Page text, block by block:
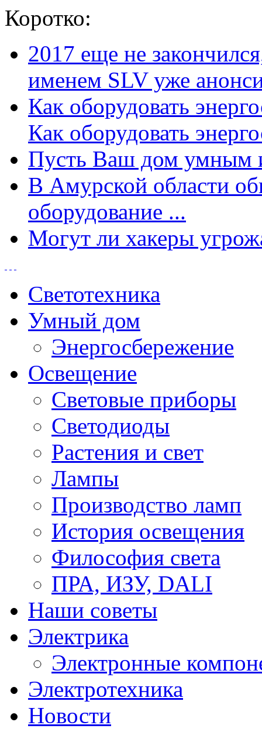
Коротко:
2017 еще не
именем SLV уже
Как оборудовать
Как оборудовать
Пусть Ваш дом умным
В Амурской области
оборудование ...
Могут ли хакеры
Светотехника
Умный дом
Энергосбережение
Освещение
Световые приборы
Светодиоды
Растения и свет
Лампы
Производство ламп
История освещения
Философия света
ПРА, ИЗУ, DALI
Наши советы
Электрика
Электронные
Электротехника
Новости